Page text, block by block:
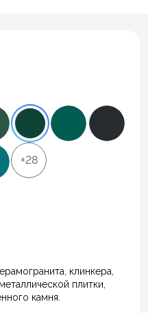
+28
клинкера,
плитки,
камня.